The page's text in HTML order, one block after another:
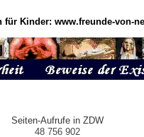
für Kinder: www.freunde-von-
Seiten-Aufrufe in ZDW
48 756 902